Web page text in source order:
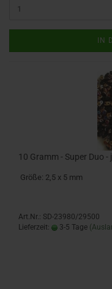
IN
10 Gramm - Super Duo -
Größe: 2,5 x 5 mm
Art.Nr.: SD-23980/29500
Lieferzeit:
3-5 Tage